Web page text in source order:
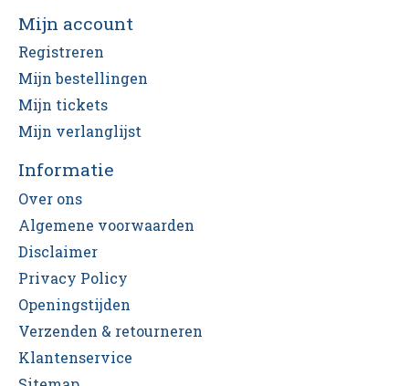
Mijn account
Registreren
Mijn bestellingen
Mijn tickets
Mijn verlanglijst
Informatie
Over ons
Algemene voorwaarden
Disclaimer
Privacy Policy
Openingstijden
Verzenden & retourneren
Klantenservice